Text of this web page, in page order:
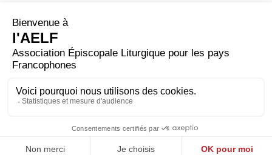
13le clan de la maison de Lévi à part, et leurs
femmes à part ; le clan de la maison de Shiméï à
part, et leurs femmes à part ;
14 et tous les clans, ceux qui restent, clan par clan